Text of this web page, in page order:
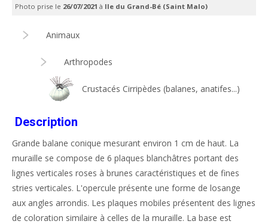
Photo prise le 26/07/2021 à Ile du Grand-Bé (Saint Malo)
Animaux
Arthropodes
Crustacés Cirripèdes (balanes, anatifes...)
Description
Grande balane conique mesurant environ 1 cm de haut. La
muraille se compose de 6 plaques blanchâtres portant des
lignes verticales roses à brunes caractéristiques et de fines
stries verticales. L'opercule présente une forme de losange
aux angles arrondis. Les plaques mobiles présentent des lignes
de coloration similaire à celles de la muraille. La base est